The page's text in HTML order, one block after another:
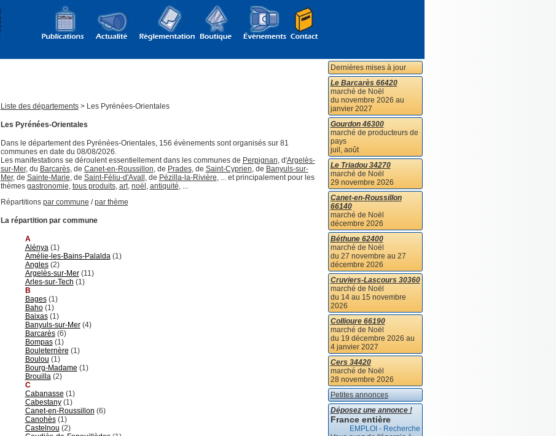
Liste des départements> Les Pyrénées-Orientales
Les Pyrénées-Orientales
Dans le département des Pyrénées-Orientales, 156 évènements sont organisés sur 81
communes en date du 08/08/2026.
Les manifestations se déroulent essentiellement dans les communes de Perpignan, d'Argelès-
sur-Mer, du Barcarès, de Canet-en-Roussillon, de Prades, de Saint-Cyprien, de Banyuls-sur-
Mer, de Sainte-Marie, de Saint-Féliu-d'Avall , de Pézilla-la-Rivière, ... et principalement pour les
thèmes gastronomie, tous produits, art, noël , antiquité, ...
Répartitions par commune /par thème
La répartition par commune
A
Alénya(1)
Amélie-les-Bains-Palalda(1)
Angles(2)
Argelès-sur-Mer(11)
Arles-sur-Tech (1)
B
Bages(1)
Baho(1)
Baixas(1)
Banyuls-sur-Mer(4)
Barcarès(6)
Bompas(1)
Bouleternère (1)
Boulou (1)
Bourg-Madame (1)
Brouilla(2)
C
Cabanasse (1)
Cabestany(1)
Canet-en-Roussillon (6)
Canohès(1)
Castelnou (2)
Dernières mises à jour
Le Barcarès 66420
marché de Noël
du novembre 2026 au
janvier 2027
Gourdon 46300
marché de producteurs de
pays
juil, août
Le Triadou 34270
marché de Noël
29 novembre 2026
Canet-en-Roussillon
66140
marché de Noël
décembre 2026
Béthune 62400
marché de Noël
du 27 novembre au 27
décembre 2026
Cruviers-Lascours 30360
marché de Noël
du 14 au 15 novembre
2026
Collioure 66190
marché de Noël
du 19 décembre 2026 au
4 janvier 2027
Cers 34420
marché de Noël
28 novembre 2026
Petites annonces
Déposez une annonce !
France entière
EMPLOI - Recherche